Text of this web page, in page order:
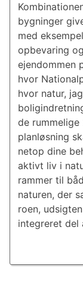
bygninger
med
opbevaring
ejendommen
hvor
hvor natur,
de
planløsning
netop dine
aktivt liv i
rammer til
naturen, der
roen,
integreret del